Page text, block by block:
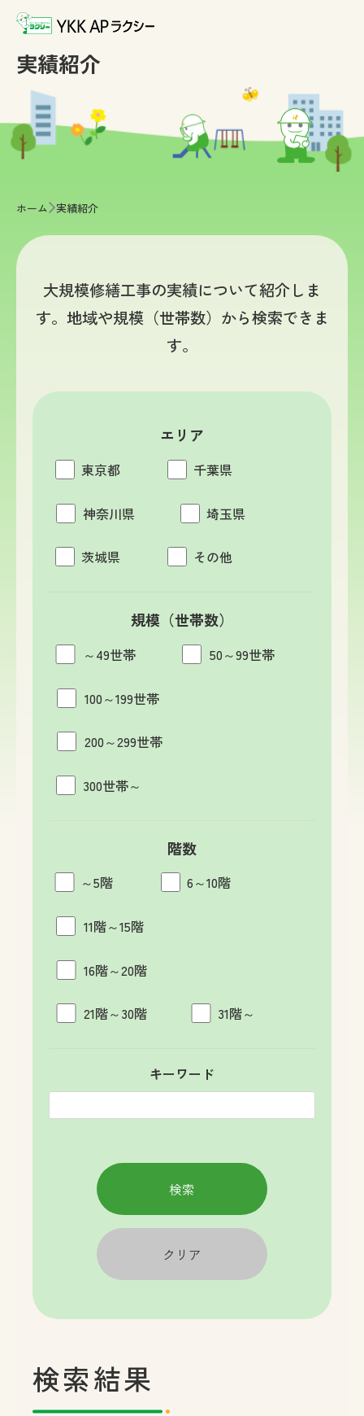
実績紹介
ホーム >
実績紹介
大規模修繕工事の実績について紹介しま
す。地域や規模（世帯数）から検索できま
す。
エリア
東京都 千葉県
神奈川県 埼玉県
茨城県 その他
規模（世帯数）
～49世帯 50～99世帯
100～199世帯
200～299世帯
300世帯～
階数
～5階 6～10階
11階～15階
16階～20階
21階～30階 31階～
キーワード
検索結果